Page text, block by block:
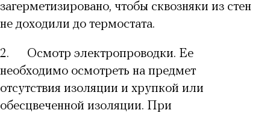
загерметизировано, чтобы сквозняки из стен
не доходили до термостата.
2.
Осмотр электропроводки. Ее
необходимо осмотреть на предмет
отсутствия изоляции и хрупкой или
обесцвеченной изоляции. При